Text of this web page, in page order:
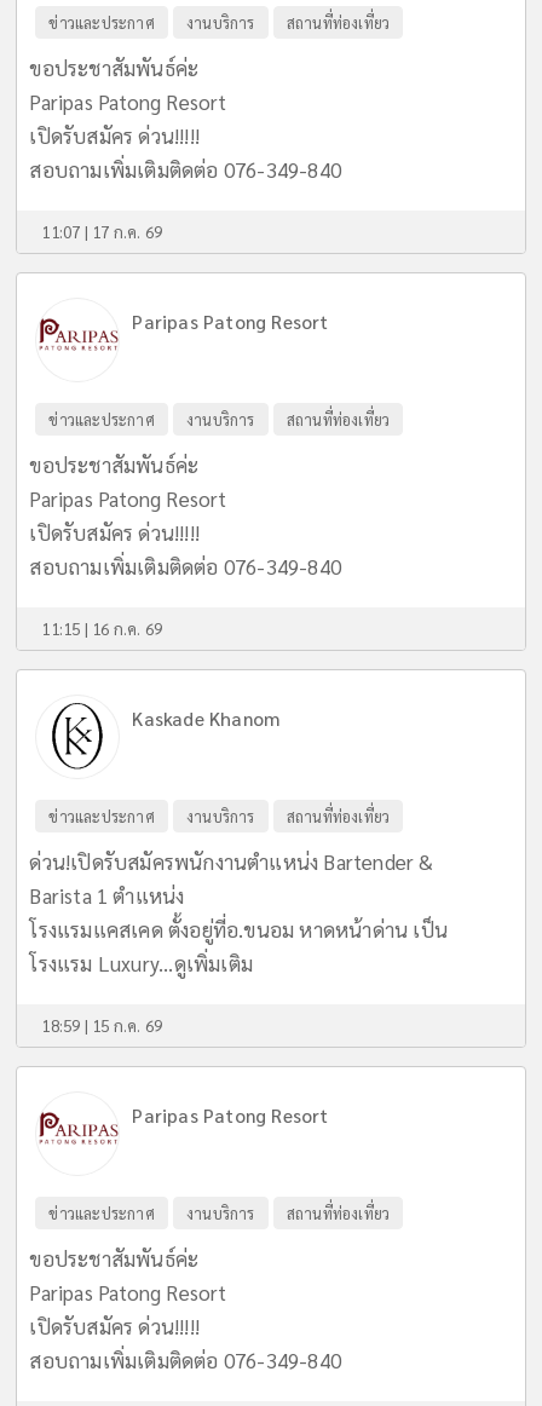
ข่าวและประกาศ งานบริการ สถานที่ท่องเที่ยว
ขอประชาสัมพันธ์ค่ะ
Paripas Patong Resort
เปิดรับสมัคร ด่วน!!!!!
สอบถามเพิ่มเติมติดต่อ 076-349-840
11:07 | 17 ก.ค. 69
Paripas Patong Resort
ข่าวและประกาศ งานบริการ สถานที่ท่องเที่ยว
ขอประชาสัมพันธ์ค่ะ
Paripas Patong Resort
เปิดรับสมัคร ด่วน!!!!!
สอบถามเพิ่มเติมติดต่อ 076-349-840
11:15 | 16 ก.ค. 69
Kaskade Khanom
ข่าวและประกาศ งานบริการ สถานที่ท่องเที่ยว
ด่วน!เปิดรับสมัครพนักงานตำแหน่ง Bartender &
Barista 1 ตำแหน่ง
โรงแรมแคสเคด ตั้งอยู่ที่อ.ขนอม หาดหน้าด่าน เป็น
โรงแรม Luxury...ดูเพิ่มเติม
18:59 | 15 ก.ค. 69
Paripas Patong Resort
ข่าวและประกาศ งานบริการ สถานที่ท่องเที่ยว
ขอประชาสัมพันธ์ค่ะ
Paripas Patong Resort
เปิดรับสมัคร ด่วน!!!!!
สอบถามเพิ่มเติมติดต่อ 076-349-840